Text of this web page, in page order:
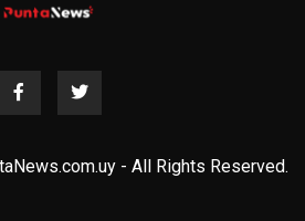
- All Rights Reserved.